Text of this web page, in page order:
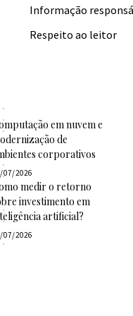
Informação
Respeito ao leitor
em nuvem e
de
corporativos
07/2026
medir o retorno
investimento em
artificial?
07/2026